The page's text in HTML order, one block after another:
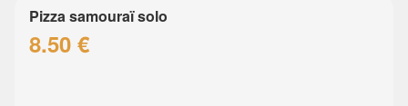
Pizza samouraï solo
8.50 €